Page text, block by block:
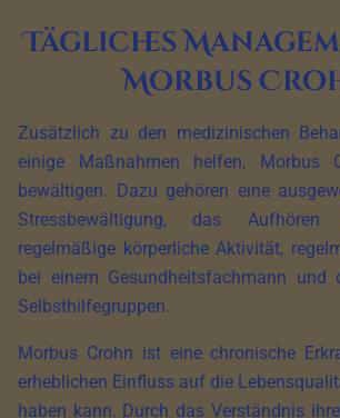
Tägliches
Morbus
Zusätzlich zu den medizinischen
einige Maßnahmen helfen, Morbus
bewältigen. Dazu gehören eine
Stressbewältigung, das Aufhören
regelmäßige körperliche Aktivität,
bei einem Gesundheitsfachmann und
Selbsthilfegruppen.
Morbus Crohn ist eine chronische
erheblichen Einfluss auf die
haben kann. Durch das Verständnis